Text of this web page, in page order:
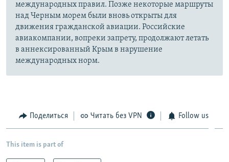
международных правил. Позже некоторые маршруты
над Черным морем были вновь открыты для
движения гражданской авиации. Российские
авиакомпании, вопреки запрету, продолжают летать
в аннексированный Крым в нарушение
международных норм.
Поделиться Читать без VPN Follow us
This item is part of